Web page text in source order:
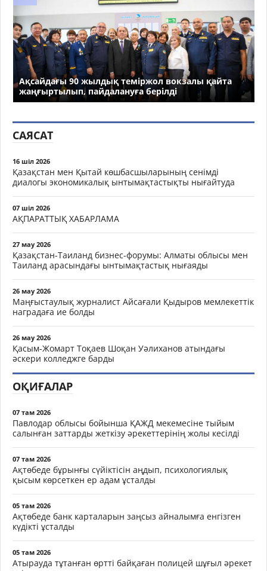
Ақсайдағы 90 жылдық теміржол вокзалы қайта
жаңғыртылып, пайдалануға берілді
САЯСАТ
16 шіл 2026
Қазақстан мен Қытай көшбасшыларының сенімді
диалогы экономикалық ынтымақтастықты нығайтуда
07 шіл 2026
АҚПАРАТТЫҚ ХАБАРЛАМА
27 мау 2026
Қазақстан-Таиланд бизнес-форумы: Алматы облысы мен
Таиланд арасындағы ынтымақтастық нығаяды
26 мау 2026
Маңғыстаулық журналист Айсағали Қыдыров мемлекеттік
наградаға ие болды
26 мау 2026
Қасым-Жомарт Тоқаев Шоқан Уәлиханов атындағы
әскери колледжге барды
ОҚИҒАЛАР
07 там 2026
Павлодар облысы бойынша ҚАЖД мекемесіне тыйым
салынған заттарды жеткізу әрекеттерінің жолы кесілді
07 там 2026
Ақтөбеде бұрынғы сүйіктісін аңдып, психологиялық
қысым көрсеткен ер адам ұсталды
05 там 2026
Ақтөбеде банк карталарын заңсыз айналымға енгізген
күдікті ұсталды
05 там 2026
Атырауда тұтанған өртті байқаған полицей шұғыл әрекет